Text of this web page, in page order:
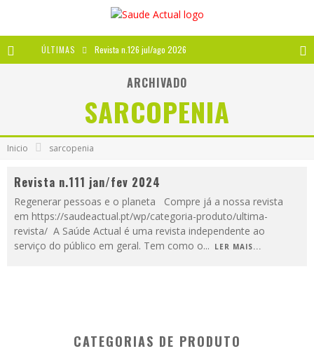
ÚLTIMAS Revista n.126 jul/ago 2026
Revista n.125 mai/jun 2026
Revista n.124 mar/abr 2026
A IMPORTÂNCIA DOS ANTIOXIDANTES
ARCHIVADO
SARCOPENIA
Inicio sarcopenia
Revista n.111 jan/fev 2024
Regenerar pessoas e o planeta Compre já a nossa revista
em https://saudeactual.pt/wp/categoria-produto/ultima-
revista/ A Saúde Actual é uma revista independente ao
serviço do público em geral. Tem como o... LER MAIS...
CATEGORIAS DE PRODUTO